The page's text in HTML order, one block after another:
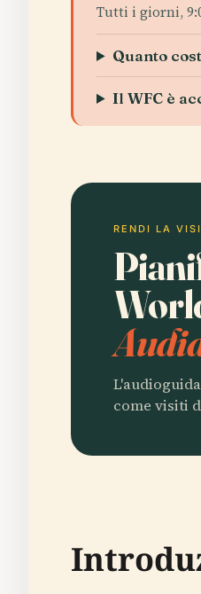
Tutti i giorni,
Quanto
Il WFC è
RENDI LA
come visiti